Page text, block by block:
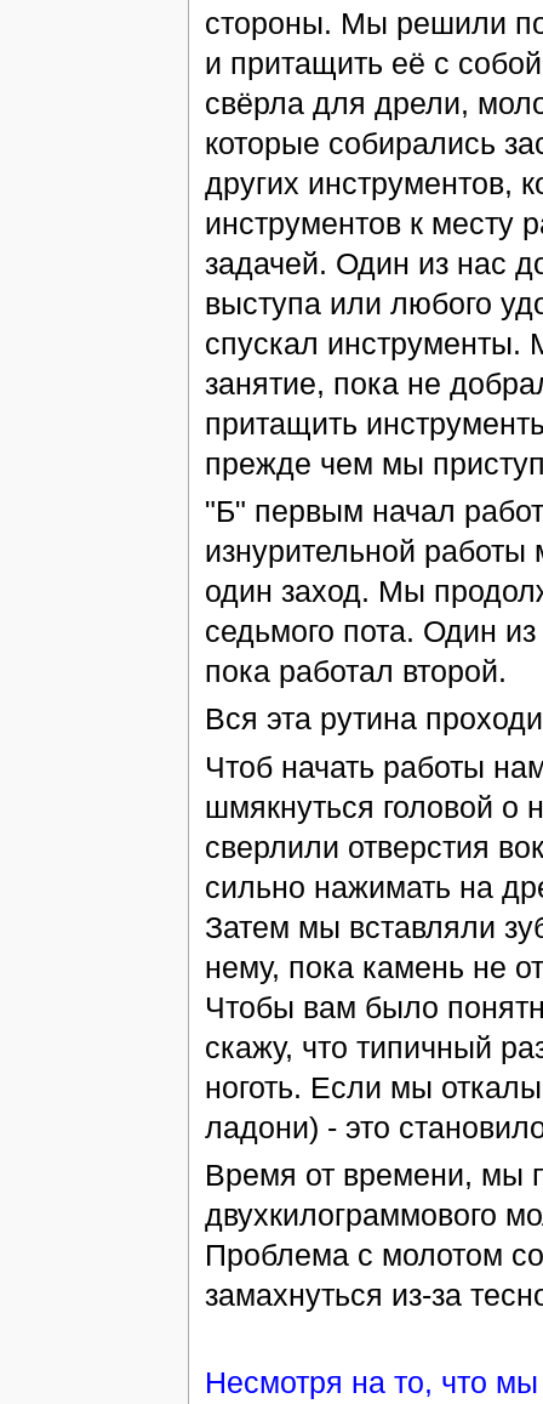
стороны. Мы решили
и притащить её с
свёрла для дрели,
которые собирались
других инструментов,
инструментов к месту
задачей. Один из нас
выступа или любого
спускал инструменты.
занятие, пока не
притащить
прежде чем мы
"Б" первым начал
изнурительной
один заход. Мы
седьмого пота. Один
пока работал второй.
Вся эта рутина
Чтоб начать работы
шмякнуться головой о
сверлили отверстия
сильно нажимать на
Затем мы вставляли
нему, пока камень не
Чтобы вам было
скажу, что типичный
ноготь. Если мы
ладони) - это
Время от времени, мы
двухкилограммового
Проблема с молотом
замахнуться из-за
Несмотря на то, что мы